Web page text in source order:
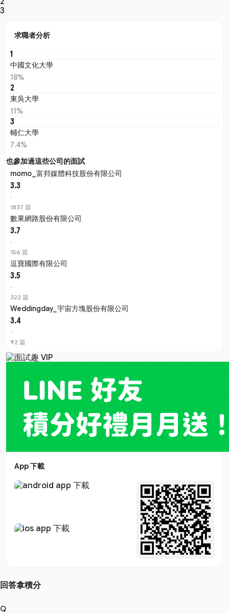
3
求職者分析
1
中國文化大學
18%
2
東吳大學
11%
3
輔仁大學
7.4%
也參加過這些公司的面試
momo_富邦媒體科技股份有限公司
3.3
·
1837 篇
數果網路股份有限公司
3.7
·
156 篇
逗寶國際有限公司
3.5
·
322 篇
Weddingday_宇宙方塊股份有限公司
3.4
·
92 篇
App 下載
回答拿積分
Q